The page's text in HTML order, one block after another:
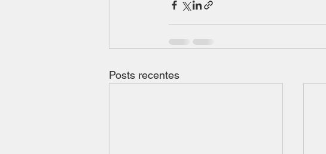
Posts recentes